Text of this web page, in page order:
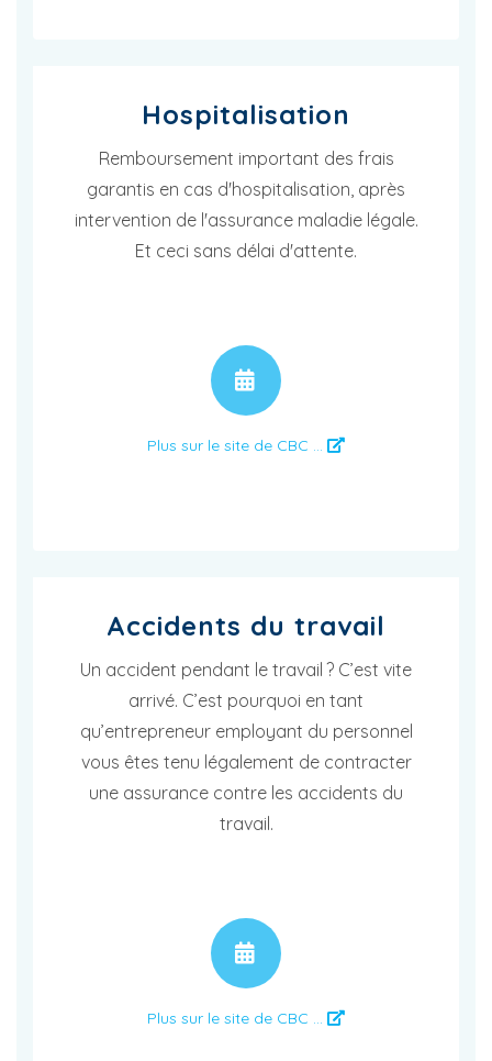
Hospitalisation
Remboursement important des frais
garantis en cas d'hospitalisation, après
intervention de l'assurance maladie légale.
Et ceci sans délai d'attente.
Plus sur le site de CBC ...
Accidents du travail
Un accident pendant le travail ? C’est vite
arrivé. C’est pourquoi en tant
qu’entrepreneur employant du personnel
vous êtes tenu légalement de contracter
une assurance contre les accidents du
travail.
Plus sur le site de CBC ...